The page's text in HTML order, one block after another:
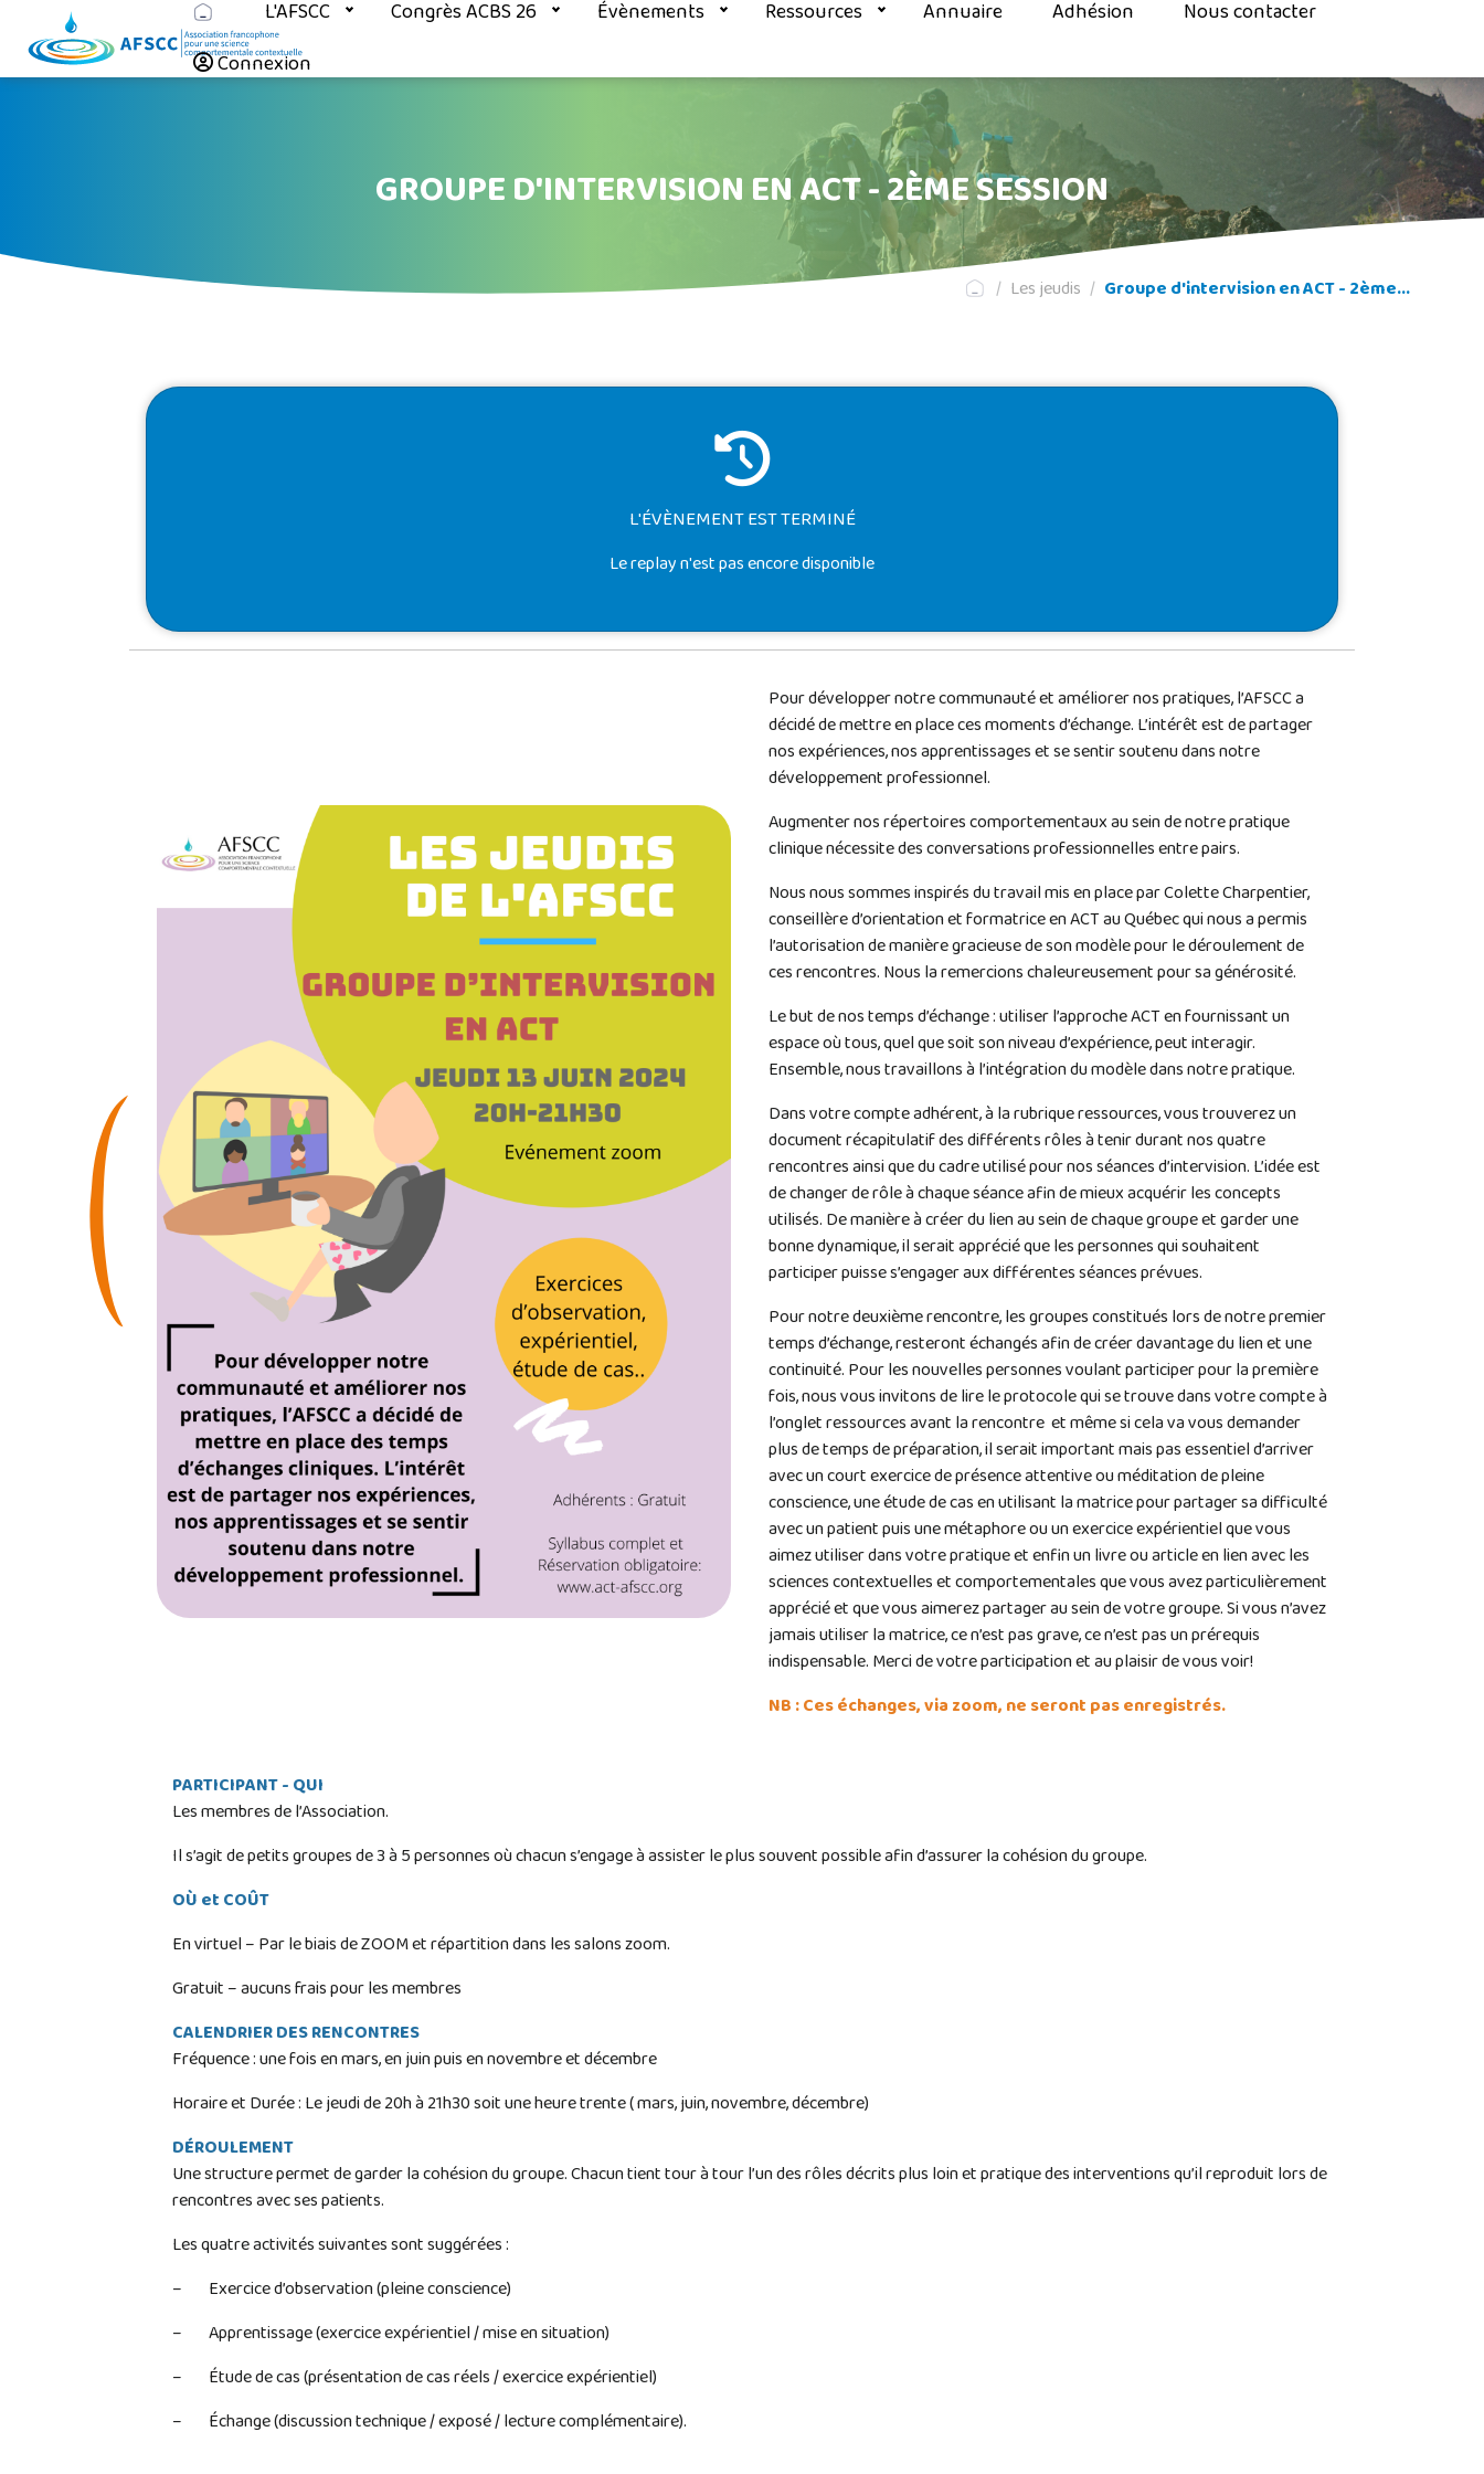
L'AFSCC Congrès ACBS 26 Évènements Ressources Annuaire Adhésion
Nous contacter
Connexion
GROUPE D'INTERVISION EN ACT - 2ÈME SESSION
Les jeudis Groupe d'intervision en ACT - 2ème...
L'ÉVÈNEMENT EST TERMINÉ
Le replay n'est pas encore disponible
Pour développer notre communauté et améliorer nos pratiques, l’AFSCC a
décidé de mettre en place ces moments d’échange. L’intérêt est de partager
nos expériences, nos apprentissages et se sentir soutenu dans notre
développement professionnel.
Augmenter nos répertoires comportementaux au sein de notre pratique
clinique nécessite des conversations professionnelles entre pairs.
Nous nous sommes inspirés du travail mis en place par Colette Charpentier,
conseillère d’orientation et formatrice en ACT au Québec qui nous a permis
l’autorisation de manière gracieuse de son modèle pour le déroulement de
ces rencontres. Nous la remercions chaleureusement pour sa générosité.
Le but de nos temps d’échange : utiliser l’approche ACT en fournissant un
espace où tous, quel que soit son niveau d’expérience, peut interagir.
Ensemble, nous travaillons à l’intégration du modèle dans notre pratique.
Dans votre compte adhérent, à la rubrique ressources, vous trouverez un
document récapitulatif des différents rôles à tenir durant nos quatre
rencontres ainsi que du cadre utilisé pour nos séances d’intervision. L’idée est
de changer de rôle à chaque séance afin de mieux acquérir les concepts
utilisés. De manière à créer du lien au sein de chaque groupe et garder une
bonne dynamique, il serait apprécié que les personnes qui souhaitent
participer puisse s’engager aux différentes séances prévues.
Pour notre deuxième rencontre, les groupes constitués lors de notre premier
temps d’échange, resteront échangés afin de créer davantage du lien et une
continuité. Pour les nouvelles personnes voulant participer pour la première
fois, nous vous invitons de lire le protocole qui se trouve dans votre compte à
l’onglet ressources avant la rencontre et même si cela va vous demander
plus de temps de préparation, il serait important mais pas essentiel d’arriver
avec un court exercice de présence attentive ou méditation de pleine
conscience, une étude de cas en utilisant la matrice pour partager sa difficulté
avec un patient puis une métaphore ou un exercice expérientiel que vous
aimez utiliser dans votre pratique et enfin un livre ou article en lien avec les
sciences contextuelles et comportementales que vous avez particulièrement
apprécié et que vous aimerez partager au sein de votre groupe. Si vous n’avez
jamais utiliser la matrice, ce n’est pas grave, ce n’est pas un prérequis
indispensable. Merci de votre participation et au plaisir de vous voir!
NB : Ces échanges, via zoom, ne seront pas enregistrés.
PARTICIPANT - QUI
Les membres de l’Association.
Il s’agit de petits groupes de 3 à 5 personnes où chacun s’engage à assister le plus souvent possible afin d’assurer la cohésion du groupe.
OÙ et COÛT
En virtuel – Par le biais de ZOOM et répartition dans les salons zoom.
Gratuit – aucuns frais pour les membres
CALENDRIER DES RENCONTRES
Fréquence : une fois en mars, en juin puis en novembre et décembre
Horaire et Durée : Le jeudi de 20h à 21h30 soit une heure trente ( mars, juin, novembre, décembre)
DÉROULEMENT
Une structure permet de garder la cohésion du groupe. Chacun tient tour à tour l’un des rôles décrits plus loin et pratique des interventions qu’il reproduit lors de
rencontres avec ses patients.
Les quatre activités suivantes sont suggérées :
– Exercice d’observation (pleine conscience)
– Apprentissage (exercice expérientiel / mise en situation)
– Étude de cas (présentation de cas réels / exercice expérientiel)
– Échange (discussion technique / exposé / lecture complémentaire).